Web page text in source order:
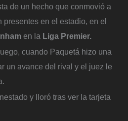
de un hecho que conmovió a
presentes en el estadio, en el
en la Liga Premier.
cuando Paquetá hizo una
un avance del rival y el juez le
y lloró tras ver la tarjeta